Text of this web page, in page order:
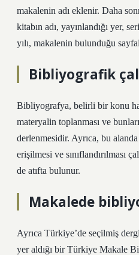
makalenin adı eklenir. Daha
kitabın adı, yayınlandığı yer,
yılı, makalenin bulunduğu
Bibliyografik
Bibliyografya, belirli bir konu
materyalin toplanması ve
derlenmesidir. Ayrıca, bu alanda
erişilmesi ve sınıflandırılması
de atıfta bulunur.
Makalede
Ayrıca Türkiye’de seçilmiş
yer aldığı bir Türkiye Makale